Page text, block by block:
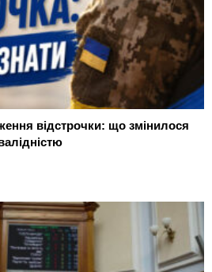
відстрочки: що змінилося